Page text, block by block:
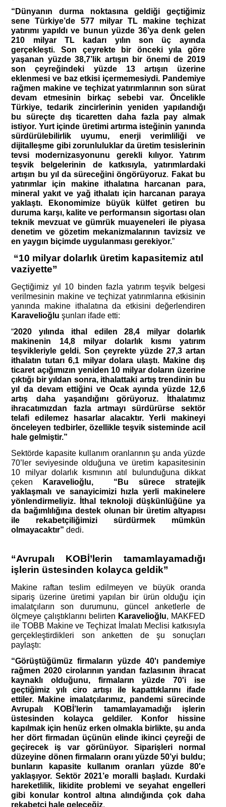
“Dünyanın durma noktasına geldiği geçtiğimiz
sene Türkiye’de 577 milyar TL makine teçhizat
yatırımı yapıldı ve bunun yüzde 36’ya denk gelen
210 milyar TL kadarı yılın son üç ayında
gerçekleşti. Son çeyrekte bir önceki yıla göre
yaşanan yüzde 38,7’lik artışın bir önemi de 2019
son çeyreğindeki yüzde 13 artışın üzerine
eklenmesi ve baz etkisi içermemesiydi. Pandemiye
rağmen makine ve teçhizat yatırımlarının son sürat
devam etmesinin birkaç sebebi var. Öncelikle
Türkiye, tedarik zincirlerinin yeniden yapılandığı
bu süreçte dış ticaretten daha fazla pay almak
istiyor. Yurt içinde üretimi artırma isteğinin yanında
sürdürülebilirlik uyumu, enerji verimliliği ve
dijitalleşme gibi zorunluluklar da üretim tesislerinin
tevsi modernizasyonunu gerekli kılıyor. Yatırım
teşvik belgelerinin de katkısıyla, yatırımlardaki
artışın bu yıl da süreceğini öngörüyoruz. Fakat bu
yatırımlar için makine ithalatına harcanan para,
mineral yakıt ve yağ ithalatı için harcanan paraya
yaklaştı. Ekonomimize büyük külfet getiren bu
duruma karşı, kalite ve performansın sigortası olan
teknik mevzuat ve gümrük muayeneleri ile piyasa
denetim ve gözetim mekanizmalarının tavizsiz ve
en yaygın biçimde uygulanması gerekiyor.”
“10 milyar dolarlık üretim kapasitemiz atıl
vaziyette”
Geçtiğimiz yıl 10 binden fazla yatırım teşvik belgesi
verilmesinin makine ve teçhizat yatırımlarına etkisinin
Karavelioğlu şunları ifade etti:
“2020 yılında ithal edilen 28,4 milyar dolarlık
makinenin 14,8 milyar dolarlık kısmı yatırım
teşvikleriyle geldi. Son çeyrekte yüzde 27,3 artan
ithalatın tutarı 6,1 milyar dolara ulaştı. Makine dış
ticaret açığımızın yeniden 10 milyar doların üzerine
çıktığı bir yıldan sonra, ithalattaki artış trendinin bu
yıl da devam ettiğini ve Ocak ayında yüzde 12,6
artış daha yaşandığını görüyoruz. İthalatımız
ihracatımızdan fazla artmayı sürdürürse sektör
telafi edilemez hasarlar alacaktır. Yerli makineyi
önceleyen tedbirler, özellikle teşvik sisteminde acil
hale gelmiştir.”
Sektörde kapasite kullanım oranlarının şu anda yüzde
70’ler seviyesinde olduğuna ve üretim kapasitesinin
10 milyar dolarlık kısmının atıl bulunduğuna dikkat
çeken Karavelioğlu,  “Bu sürece stratejik
yaklaşmalı ve sanayicimizi hızla yerli makinelere
yönlendirmeliyiz. İthal teknoloji düşkünlüğüne ya
da bağımlılığına destek olunan bir üretim altyapısı
ile rekabetçiliğimizi sürdürmek mümkün
olmayacaktır” dedi.
“Avrupalı KOBİ’lerin tamamlayamadığı
işlerin üstesinden kolayca geldik”
Makine raftan teslim edilmeyen ve büyük oranda
sipariş üzerine üretimi yapılan bir ürün olduğu için
imalatçıların son durumunu, güncel anketlerle de
ölçmeye çalıştıklarını belirten Karavelioğlu, MAKFED
ile TOBB Makine ve Teçhizat İmalatı Meclisi katkısıyla
gerçekleştirdikleri son anketten de şu sonuçları
paylaştı:
“Görüştüğümüz firmaların yüzde 40'ı pandemiye
rağmen 2020 cirolarının yarıdan fazlasının ihracat
kaynaklı olduğunu, firmaların yüzde 70'i ise
geçtiğimiz yılı ciro artışı ile kapattıklarını ifade
ettiler. Makine imalatçılarımız, pandemi sürecinde
Avrupalı KOBİ’lerin tamamlayamadığı işlerin
üstesinden kolayca geldiler. Konfor hissine
kapılmak için henüz erken olmakla birlikte, şu anda
her dört firmadan üçünün elinde ikinci çeyreği de
geçirecek iş var görünüyor. Siparişleri normal
düzeyine dönen firmaların oranı yüzde 50’yi buldu;
bunların kapasite kullanım oranları yüzde 80'e
yaklaşıyor. Sektör 2021’e moralli başladı. Kurdaki
hareketlilik, likidite problemi ve seyahat engelleri
gibi konular kontrol altına alındığında çok daha
rekabetçi hale geleceğiz.